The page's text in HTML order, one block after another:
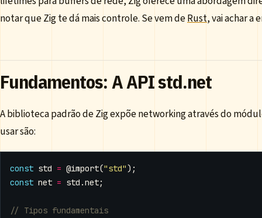
notar que Zig te dá mais controle. Se vem deRust, vai achar a
Fundamentos: A API std.net
A biblioteca padrão de Zig expõe networking através do
usar são:
const std = @import("std");
const net = std .net;